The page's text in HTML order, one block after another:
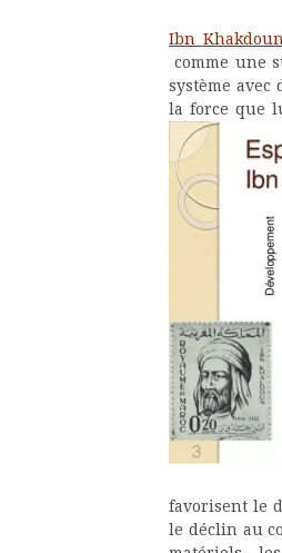
Ibn
comme une
système
la force que
favorisent le
le déclin au